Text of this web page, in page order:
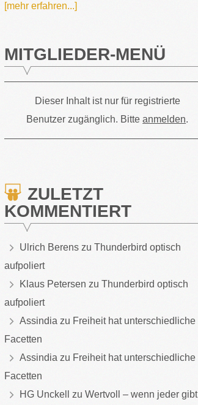
[mehr erfahren...]
MITGLIEDER-MENÜ
Dieser Inhalt ist nur für registrierte
Benutzer zugänglich. Bitteanmelden.
ZULETZT
KOMMENTIERT
Ulrich Berenszu Thunderbird optisch
aufpoliert
Klaus Petersen zu Thunderbird optisch
aufpoliert
Assindia zu Freiheit hat unterschiedliche
Facetten
Assindia zu Freiheit hat unterschiedliche
Facetten
HG Unckell
zu Wertvoll – wenn jeder gibt